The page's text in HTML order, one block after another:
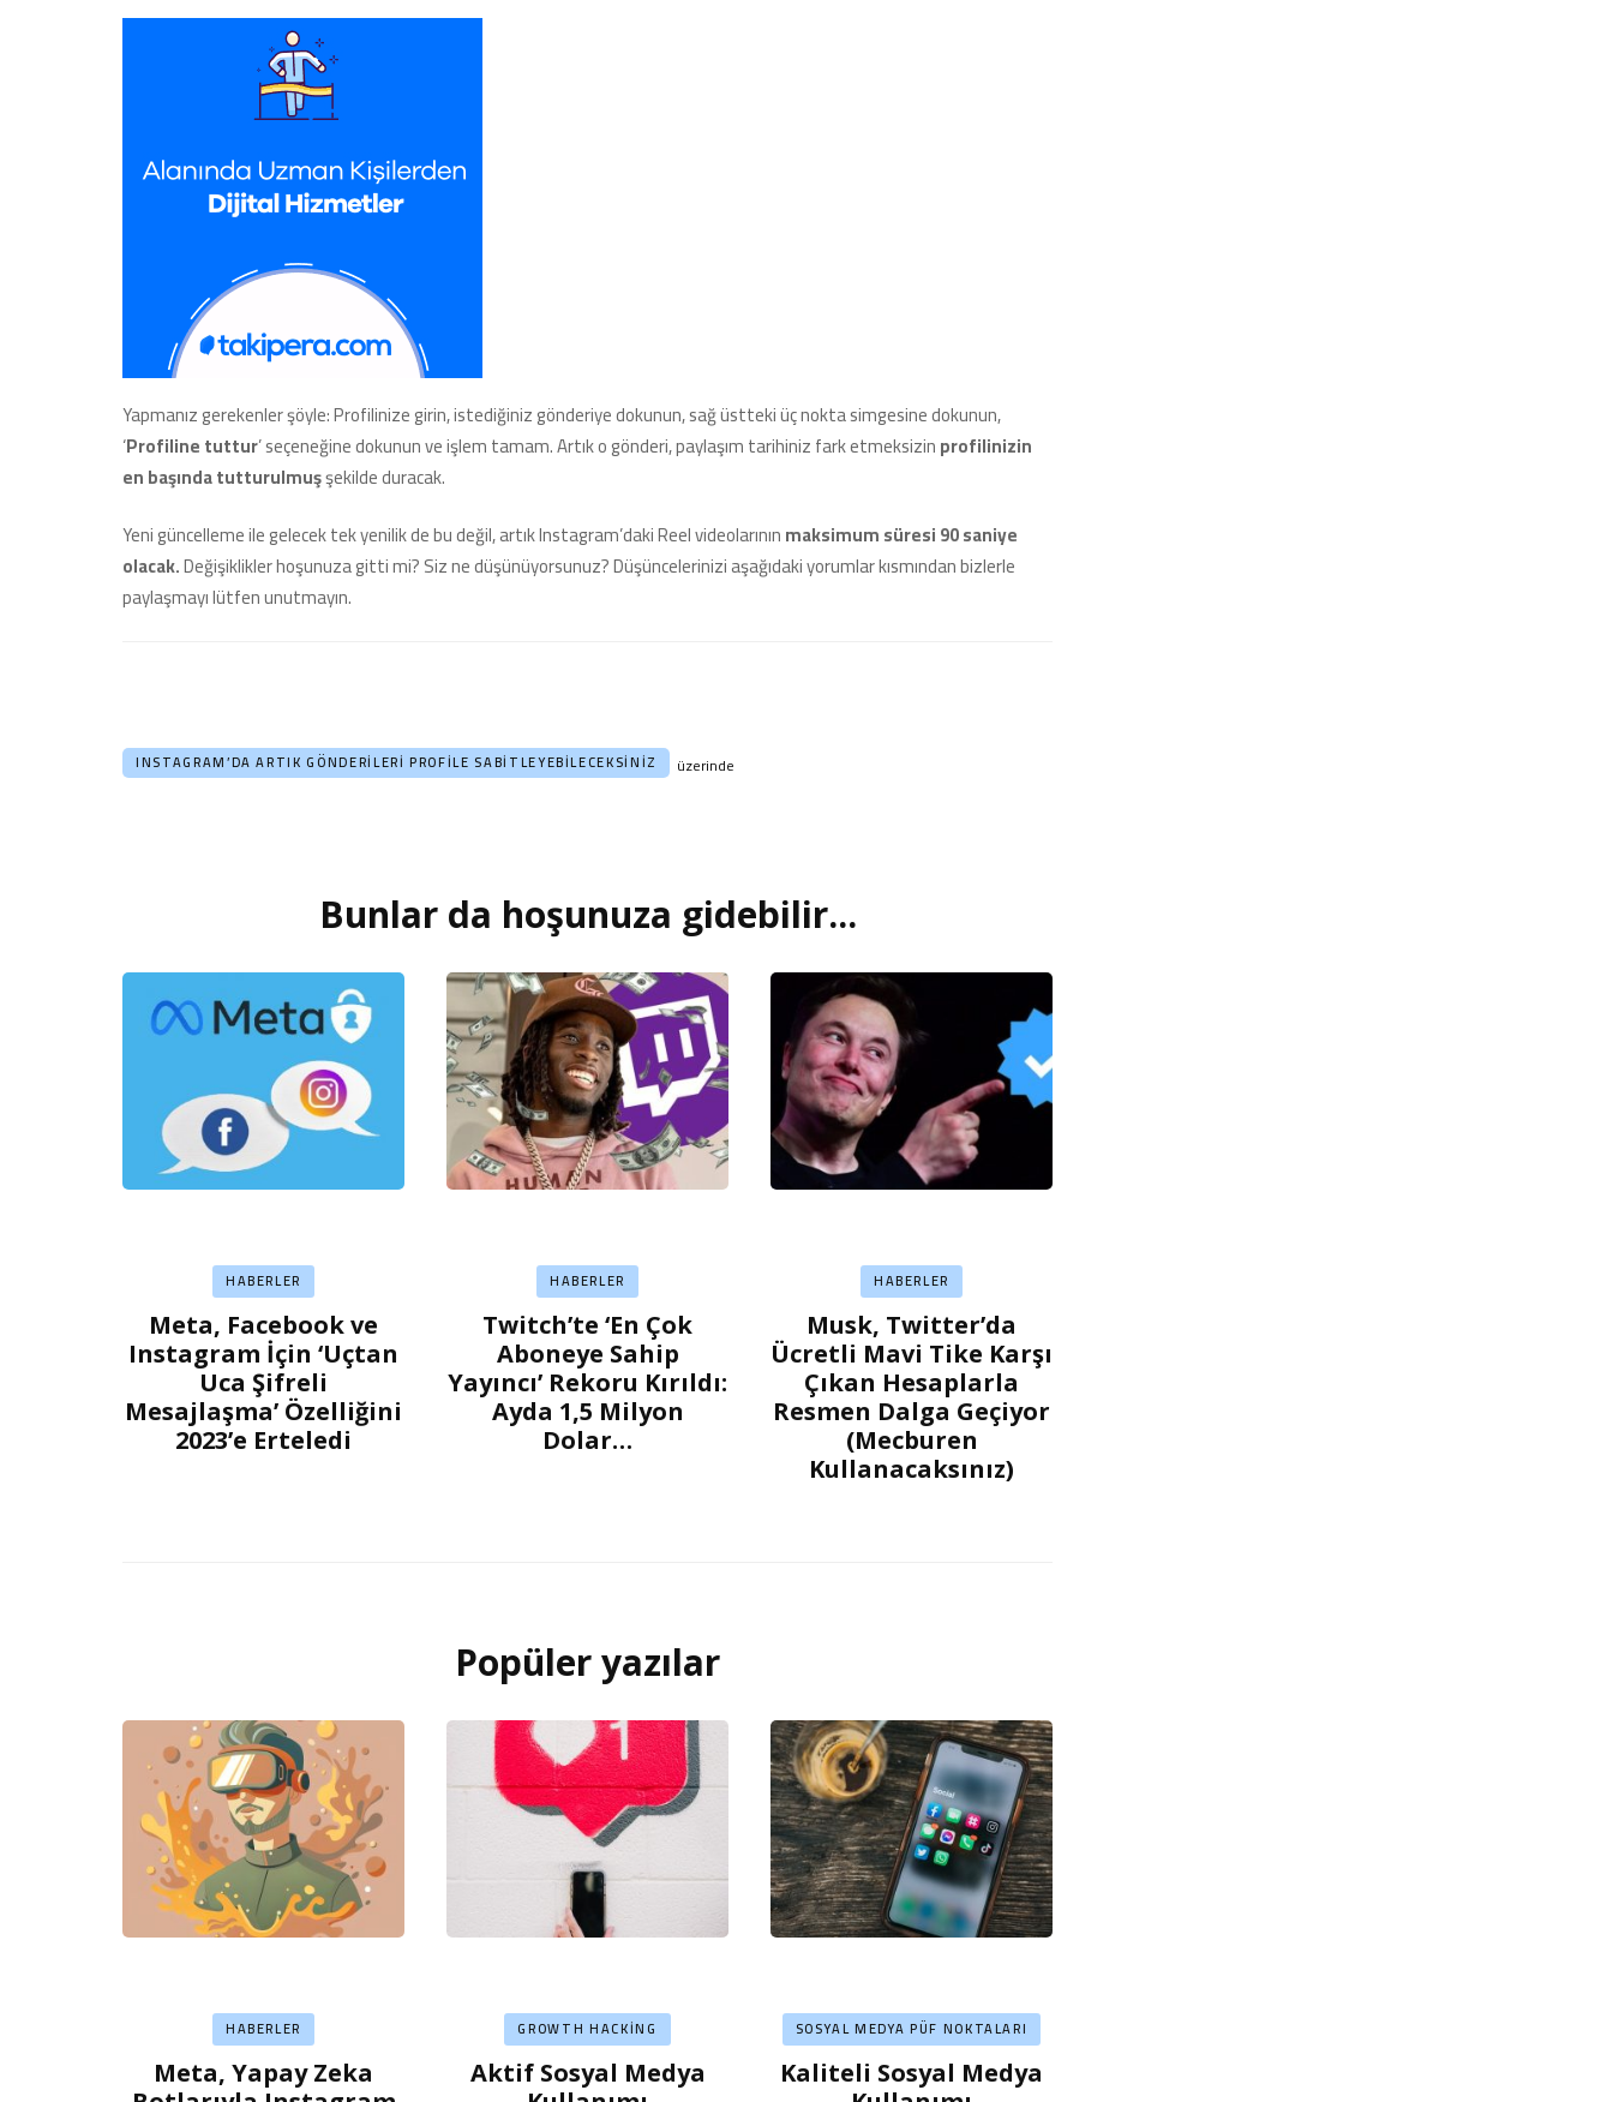
Yapmanız gerekenler şöyle: Profilinize girin, istediğiniz gönderiye dokunun, sağ üstteki üç nokta simgesine dokunun,
‘Profiline tuttur’ seçeneğine dokunun ve işlem tamam. Artık o gönderi, paylaşım tarihiniz fark etmeksizinprofilinizin
en başında tutturulmuşşekilde duracak.
Yeni güncelleme ile gelecek tek yenilik de bu değil, artık Instagram’daki Reel videolarınınmaksimum süresi 90 saniye
olacak.Değişiklikler hoşunuza gitti mi? Siz ne düşünüyorsunuz? Düşüncelerinizi aşağıdaki yorumlar kısmından bizlerle
paylaşmayı lütfen unutmayın.
INSTAGRAM’DA ARTIK GÖNDERILERI PROFILE SABITLEYEBILECEKSINIZ üzerinde
Bunlar da hoşunuza gidebilir...
HABERLER
Meta, Facebook ve
Instagram İçin ‘Uçtan
Uca Şifreli
Mesajlaşma’ Özelliğini
2023’e Erteledi
HABERLER
Twitch’te ‘En Çok
Aboneye Sahip
Yayıncı’ Rekoru Kırıldı:
Ayda 1,5 Milyon
Dolar…
HABERLER
Musk, Twitter’da
Ücretli Mavi Tike Karşı
Çıkan Hesaplarla
Resmen Dalga Geçiyor
(Mecburen
Kullanacaksınız)
Popüler yazılar
HABERLER
Meta, Yapay Zeka
GROWTH HACKING
Aktif Sosyal Medya
SOSYAL MEDYA PÜF NOKTALARI
Kaliteli Sosyal Medya